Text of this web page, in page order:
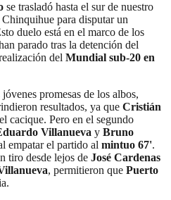
se trasladó hasta el sur de nuestro
para disputar un
duelo está en el marco de los
parado tras la detención del
del Mundial sub-20 en
promesas de los albos,
resultados, ya que Cristián
cacique. Pero en el segundo
Villanueva y Bruno
empatar el partido al mintuo 67'.
tiro desde lejos de José Cardenas
, permitieron que Puerto